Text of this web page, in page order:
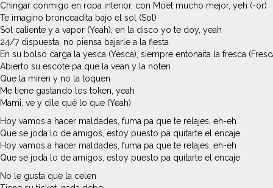
Chingar conmigo en ropa interior, con Moët mucho mejor, yeh (-or)
Te imagino bronceadita bajo el sol (Sol)
Sol caliente y a vapor (Yeah), en la disco yo te doy, yeah
24/7 dispuesta, no piensa bajarle a la fiesta
En su bolso carga la yesca (Yesca), siempre entonaíta la fresca
Abierto su escote pa que la vean y la noten
Que la miren y no la toquen
Me tiene gastando los token, yeah
Mami, ve y dile qué lo que (Yeah)
Hoy vamos a hacer maldades, fuma pa que te relajes, eh-eh
Que se joda lo de amigos, estoy puesto pa quitarte el encaje
Hoy vamos a hacer maldades, fuma pa que te relajes, eh-eh
Que se joda lo de amigos, estoy puesto pa quitarte el encaje
No le gusta que la celen